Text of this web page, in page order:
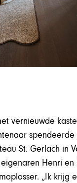
vernieuwde
St. Gerlach in
Henri
„Ik krijg